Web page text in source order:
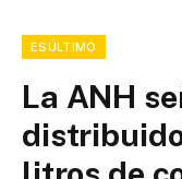
ESÚLTIMO
La ANH